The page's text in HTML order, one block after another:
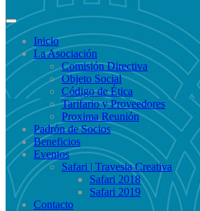
Inicio
La Asociación
Comisión Directiva
Objeto Social
Código de Ética
Tarifario y Proveedores
Proxima Reunión
Padrón de Socios
Beneficios
Eventos
Safari | Travesia Creativa
Safari 2018
Safari 2019
Contacto